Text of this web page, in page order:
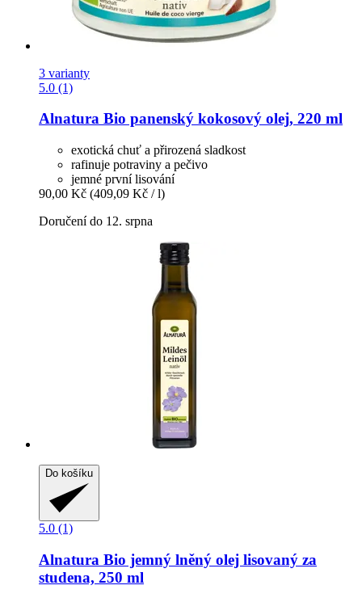
3 varianty
5.0 (1)
Alnatura Bio panenský kokosový olej, 220 ml
exotická chuť a přirozená sladkost
rafinuje potraviny a pečivo
jemné první lisování
90,00 Kč (409,09 Kč / l)
Doručení do 12. srpna
Do košíku
5.0 (1)
Alnatura Bio jemný lněný olej lisovaný za
studena, 250 ml